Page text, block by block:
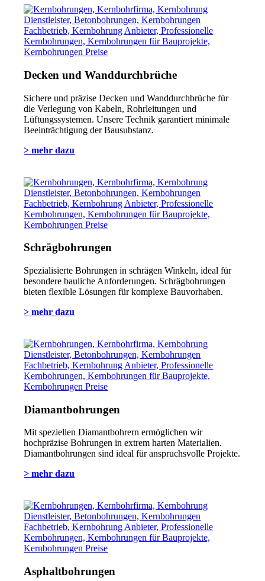
Decken und Wanddurchbrüche
Sichere und präzise Decken und Wanddurchbrüche für
die Verlegung von Kabeln, Rohrleitungen und
Lüftungssystemen. Unsere Technik garantiert minimale
Beeinträchtigung der Bausubstanz.
> mehr dazu
Schrägbohrungen
Spezialisierte Bohrungen in schrägen Winkeln, ideal für
besondere bauliche Anforderungen. Schrägbohrungen
bieten flexible Lösungen für komplexe Bauvorhaben.
> mehr dazu
Diamantbohrungen
Mit speziellen Diamantbohrern ermöglichen wir
hochpräzise Bohrungen in extrem harten Materialien.
Diamantbohrungen sind ideal für anspruchsvolle Projekte.
> mehr dazu
Asphaltbohrungen